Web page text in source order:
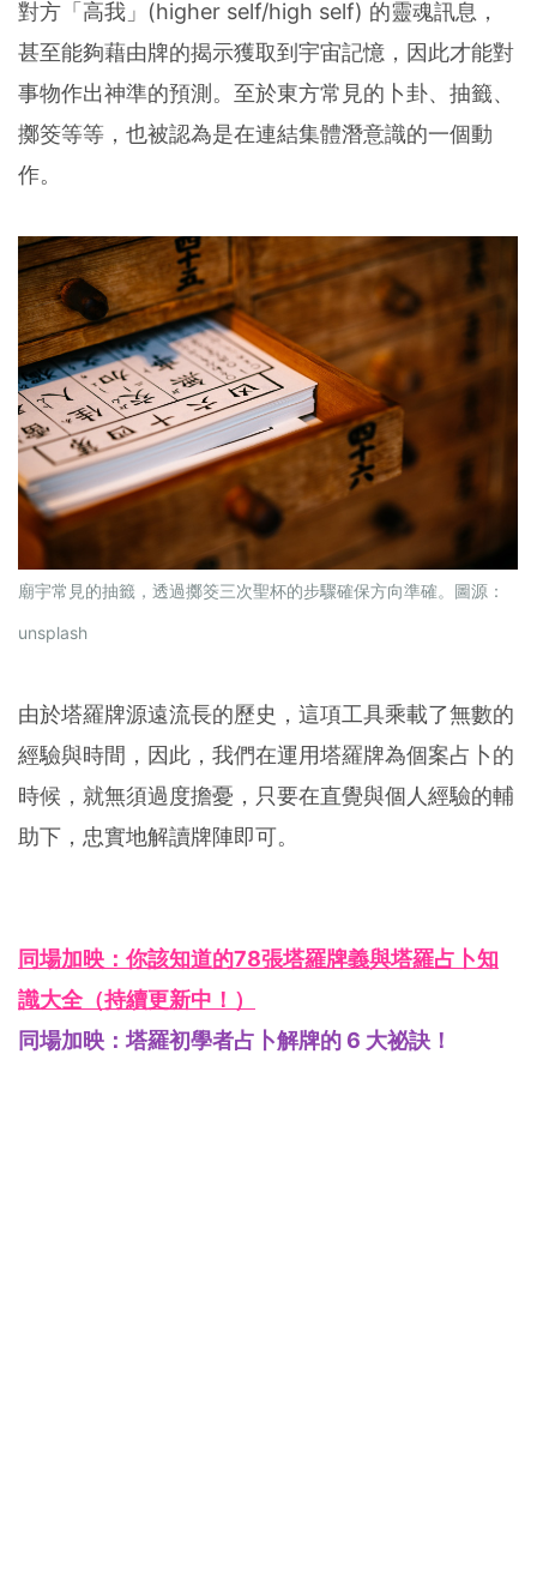
對方「高我」(higher self/high self) 的靈魂訊息，
甚至能夠藉由牌的揭示獲取到宇宙記憶，因此才能對
事物作出神準的預測。至於東方常見的卜卦、抽籤、
擲筊等等，也被認為是在連結集體潛意識的一個動
作。
廟宇常見的抽籤，透過擲筊三次聖杯的步驟確保方向準確。圖源：
unsplash
由於塔羅牌源遠流長的歷史，這項工具乘載了無數的
經驗與時間，因此，我們在運用塔羅牌為個案占卜的
時候，就無須過度擔憂，只要在直覺與個人經驗的輔
助下，忠實地解讀牌陣即可。
同場加映：你該知道的78張塔羅牌義與塔羅占卜知
識大全（持續更新中！）
同場加映：塔羅初學者占卜解牌的 6 大祕訣！